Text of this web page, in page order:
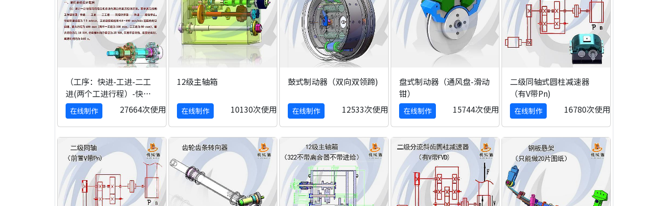
（工序：快进-工进-二工
进(两个工进行程）-快退-
停止）液压系统
在线制作 27664次使用
12级主轴箱
在线制作 10130次使用
鼓式制动器（双向双领蹄)
在线制作 12533次使用
盘式制动器（通风盘-滑动
钳）
在线制作 15744次使用
二级同轴式圆柱减速器
（有V带Pn)
在线制作 16780次使用